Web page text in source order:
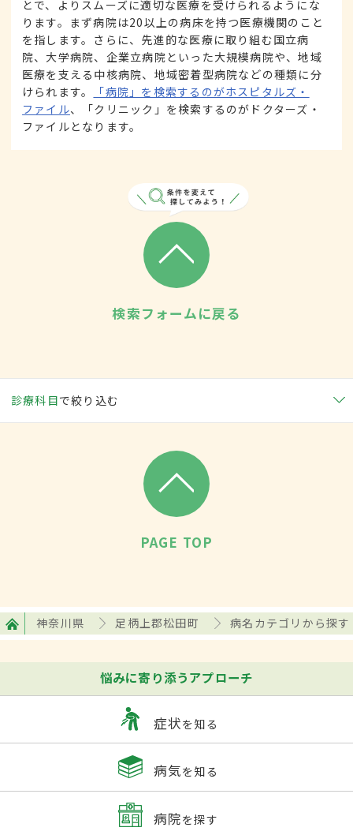
とで、よりスムーズに適切な医療を受けられるようにな
ります。まず病院は20以上の病床を持つ医療機関のこと
を指します。さらに、先進的な医療に取り組む国立病
院、大学病院、企業立病院といった大規模病院や、地域
医療を支える中核病院、地域密着型病院などの種類に分
けられます。
「病院」を検索するのがホスピタルズ・
ファイル、「クリニック」を検索するのがドクターズ・
ファイルとなります。
検索フォームに戻る
診療科目で絞り込む
PAGE TOP
神奈川県 足柄上郡松田町 病名カテゴリから探す
悩みに寄り添うアプローチ
症状を知る
病気を知る
病院を探す